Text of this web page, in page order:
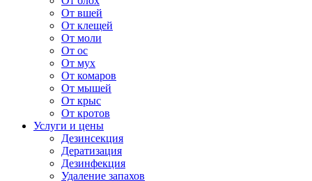
От вшей
От клещей
От моли
От ос
От мух
От комаров
От мышей
От крыс
От кротов
Услуги и цены
Дезинсекция
Дератизация
Дезинфекция
Удаление запахов